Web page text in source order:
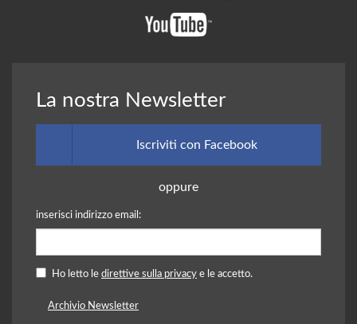
La nostra Newsletter
Iscriviti con Facebook
oppure
inserisci indirizzo email:
Ho letto le direttive sulla privacy e le accetto.
Archivio Newsletter